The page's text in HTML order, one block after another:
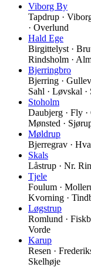
Viborg By
Tapdrup ·
· Overlund
Hald Ege
Birgittelyst ·
Rindsholm ·
Bjerringbro
Bjerring ·
Sahl · Løvskal ·
Stoholm
Daubjerg · Fly
Mønsted ·
Møldrup
Bjerregrav ·
Skals
Låstrup · Nr.
Tjele
Foulum ·
Kvorning ·
Løgstrup
Romlund ·
Vorde
Karup
Resen ·
Skelhøje